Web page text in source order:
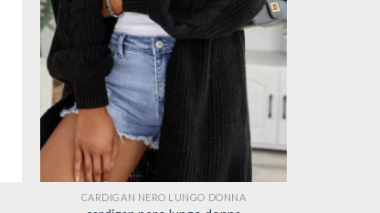
CARDIGAN NERO LUNGO DONNA